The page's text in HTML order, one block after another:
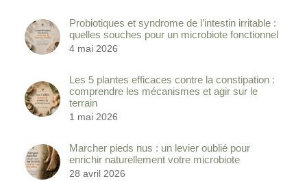
Probiotiques et syndrome de l’intestin irritable :
quelles souches pour un microbiote fonctionnel
4 mai 2026
Les 5 plantes efficaces contre la constipation :
comprendre les mécanismes et agir sur le
terrain
1 mai 2026
Marcher pieds nus : un levier oublié pour
enrichir naturellement votre microbiote
28 avril 2026